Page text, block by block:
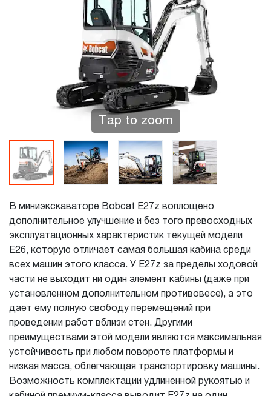
Tap to zoom
В миниэкскаваторе Bobcat E27z воплощено
дополнительное улучшение и без того превосходных
эксплуатационных характеристик текущей модели
E26, которую отличает самая большая кабина среди
всех машин этого класса. У E27z за пределы ходовой
части не выходит ни один элемент кабины (даже при
установленном дополнительном противовесе), а это
дает ему полную свободу перемещений при
проведении работ вблизи стен. Другими
преимуществами этой модели являются максимальная
устойчивость при любом повороте платформы и
низкая масса, облегчающая транспортировку машины.
Возможность комплектации удлиненной рукоятью и